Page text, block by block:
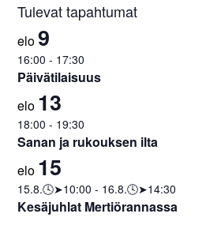
Tulevat tapahtumat
elo9
16:00 - 17:30
Päivätilaisuus
elo 13
18:00 - 19:30
Sanan ja rukouksen ilta
elo 15
15.8.🕓➤10:00 - 16.8.🕓➤14:30
Kesäjuhlat Mertiörannassa